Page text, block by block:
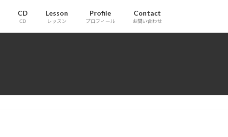
CD
CD
Lesson
レッスン
Profile
プロフィール
Contact
お問い合わせ